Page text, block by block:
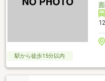
駅から徒歩15分以内